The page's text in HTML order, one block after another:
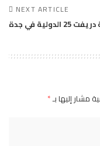
NEXT ARTICLE
الدولية في جدة
مشار إليها بـ*